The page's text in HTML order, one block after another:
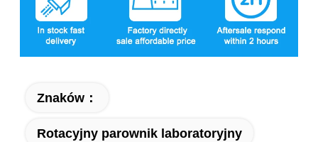
Znaków：
Rotacyjny parownik laboratoryjny